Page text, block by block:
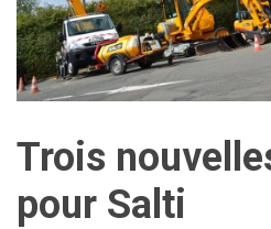
Trois
pour Salti